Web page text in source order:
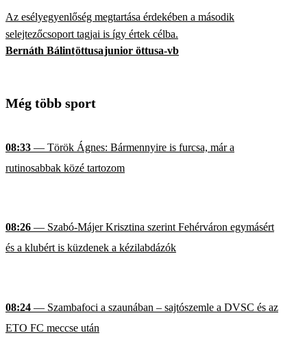
Az esélyegyenlőség megtartása érdekében a második
selejtezőcsoport tagjai is így értek célba.
Bernáth Bálintöttusajunior öttusa-vb
Még több sport
08:33 — Török Ágnes: Bármennyire is furcsa, már a
rutinosabbak közé tartozom
08:26 — Szabó-Májer Krisztina szerint Fehérváron egymásért
és a klubért is küzdenek a kézilabdázók
08:24 — Szambafoci a szaunában – sajtószemle a DVSC és az
ETO FC meccse után